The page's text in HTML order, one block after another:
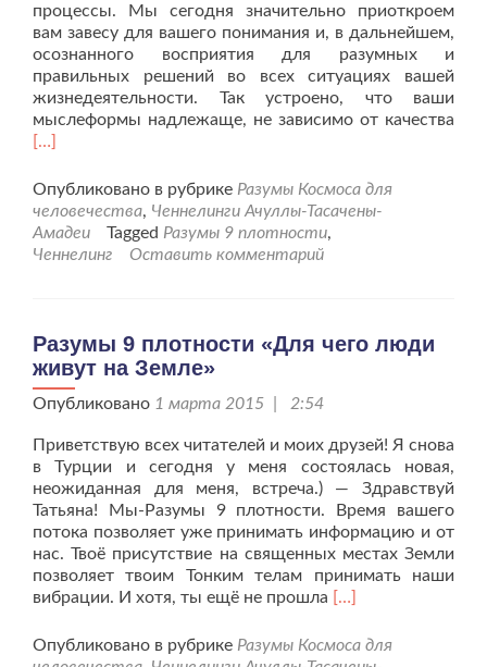
процессы. Мы сегодня значительно приоткроем
вам завесу для вашего понимания и, в дальнейшем,
осознанного восприятия для разумных и
правильных решений во всех ситуациях вашей
жизнедеятельности. Так устроено, что ваши
мыслеформы надлежаще, не зависимо от качества
[…]
Опубликовано в рубрике Разумы Космоса для
человечества, Ченнелинги Ачуллы-Тасачены-
Амадеи
Tagged Разумы 9 плотности,
Ченнелинг
Оставить комментарий
Разумы 9 плотности «Для чего люди
живут на Земле»
Опубликовано 1 марта 2015 | 2:54
Приветствую всех читателей и моих друзей! Я снова
в Турции и сегодня у меня состоялась новая,
неожиданная для меня, встреча.) — Здравствуй
Татьяна! Мы-Разумы 9 плотности. Время вашего
потока позволяет уже принимать информацию и от
нас. Твоё присутствие на священных местах Земли
позволяет твоим Тонким телам принимать наши
вибрации. И хотя, ты ещё не прошла Читать
проРазумы
9
[…]
Опубликовано в рубрике Разумы Космоса для